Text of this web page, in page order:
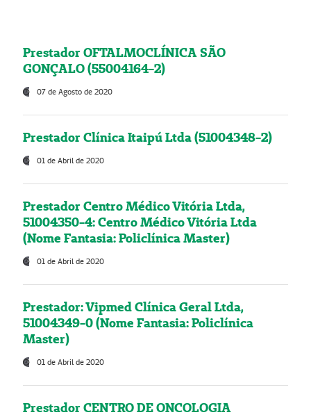
Prestador OFTALMOCLÍNICA SÃO
GONÇALO (55004164-2)
07 de Agosto de 2020
Prestador Clínica Itaipú Ltda (51004348-2)
01 de Abril de 2020
Prestador Centro Médico Vitória Ltda,
51004350-4: Centro Médico Vitória Ltda
(Nome Fantasia: Policlínica Master)
01 de Abril de 2020
Prestador: Vipmed Clínica Geral Ltda,
51004349-0 (Nome Fantasia: Policlínica
Master)
01 de Abril de 2020
Prestador CENTRO DE ONCOLOGIA